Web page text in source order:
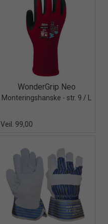
Quick View+
WonderGrip Neo
Monteringshanske - str. 9 / L
Veil. 99,00